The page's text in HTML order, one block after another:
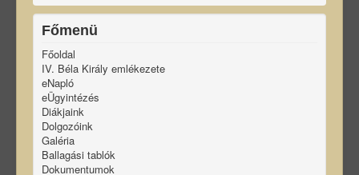
Főmenü
Főoldal
IV. Béla Király emlékezete
eNapló
eÜgyintézés
Diákjaink
Dolgozóink
Galéria
Ballagási tablók
Dokumentumok